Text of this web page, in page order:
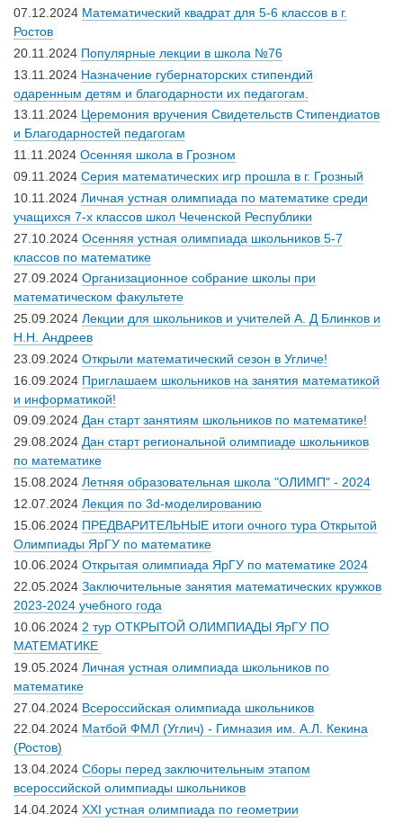
07.12.2024 Математический квадрат для 5-6 классов в г.
Ростов
20.11.2024 Популярные лекции в школа №76
13.11.2024 Назначение губернаторских стипендий
одаренным детям и благодарности их педагогам.
13.11.2024 Церемония вручения Свидетельств Стипендиатов
и Благодарностей педагогам
11.11.2024 Осенняя школа в Грозном
09.11.2024 Серия математических игр прошла в г. Грозный
10.11.2024 Личная устная олимпиада по математике среди
учащихся 7-х классов школ Чеченской Республики
27.10.2024 Осенняя устная олимпиада школьников 5-7
классов по математике
27.09.2024 Организационное собрание школы при
математическом факультете
25.09.2024 Лекции для школьников и учителей А. Д Блинков и
Н.Н. Андреев
23.09.2024 Открыли математический сезон в Угличе!
16.09.2024 Приглашаем школьников на занятия математикой
и информатикой!
09.09.2024 Дан старт занятиям школьников по математике!
29.08.2024 Дан старт региональной олимпиаде школьников
по математике
15.08.2024 Летняя образовательная школа "ОЛИМП" - 2024
12.07.2024 Лекция по 3d-моделированию
15.06.2024 ПРЕДВАРИТЕЛЬНЫЕ итоги очного тура Открытой
Олимпиады ЯрГУ по математике
10.06.2024 Открытая олимпиада ЯрГУ по математике 2024
22.05.2024 Заключительные занятия математических кружков
2023-2024 учебного года
10.06.2024 2 тур ОТКРЫТОЙ ОЛИМПИАДЫ ЯрГУ ПО
МАТЕМАТИКЕ
19.05.2024 Личная устная олимпиада школьников по
математике
27.04.2024 Всероссийская олимпиада школьников
22.04.2024 Матбой ФМЛ (Углич) - Гимназия им. А.Л. Кекина
(Ростов)
13.04.2024 Сборы перед заключительным этапом
всероссийской олимпиады школьников
14.04.2024 XXI устная олимпиада по геометрии